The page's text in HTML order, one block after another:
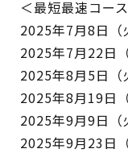
＜最短最速コー
2025年7月8日（
2025年7月22日
2025年8月5日（
2025年8月19日
2025年9月9日（
2025年9月23日